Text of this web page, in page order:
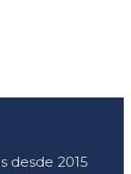
desde 2015